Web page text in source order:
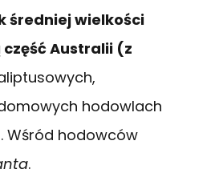
średniej wielkości
Australii (z
hodowlach
Wśród hodowców
.